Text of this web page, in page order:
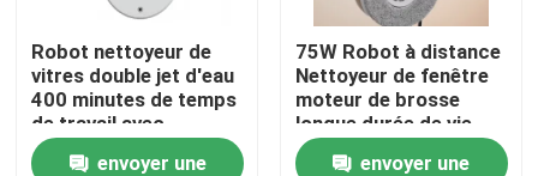
Visite d'usine
Contrôle de qualité
Robot nettoyeur de
vitres double jet d'eau
400 minutes de temps
de travail avec
télécommande
envoyer une
75W Robot à distance
Nettoyeur de fenêtre
moteur de brosse
longue durée de vie
envoyer une